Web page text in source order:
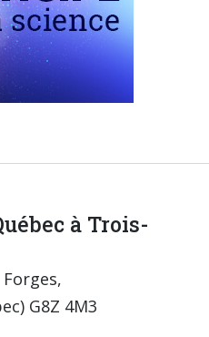
à Trois-
G8Z 4M3